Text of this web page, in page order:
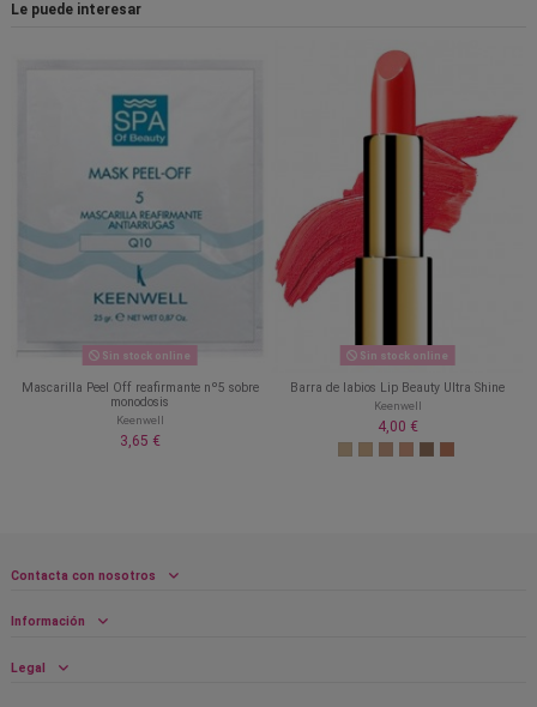
Le puede interesar
Sin stock online
Mascarilla Peel Off reafirmante nº5 sobre
monodosis
Keenwell
3,65 €
Sin stock online
Barra de labios Lip Beauty Ultra Shine
Keenwell
4,00 €
Contacta con nosotros
Información
Legal